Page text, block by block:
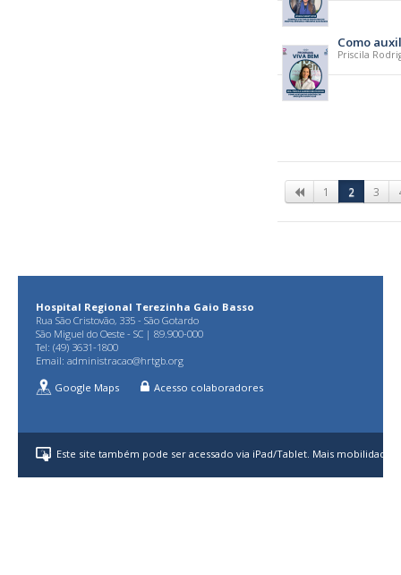
Como
Priscila
1 2 3
Hospital Regional Terezinha Gaio Basso
Rua São Cristovão, 335 - São Gotardo
São Miguel do Oeste - SC | 89.900-000
Tel: (49) 3631-1800
Email: administracao@hrtgb.org
Google Maps
Acesso colaboradores
Este site também pode ser acessado via iPad/Tablet. Mais mobilidade